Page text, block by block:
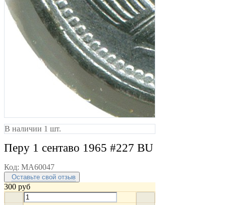
В наличии 1 шт.
Перу 1 сентаво 1965 #227 BU
Код: MA60047
Оставьте свой отзыв
300 руб